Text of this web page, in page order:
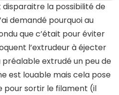
la possibilité de
demandé pourquoi au
que c’était pour éviter
l’extrudeur à éjecter
extrudé un peu de
est louable mais cela pose
pour sortir le filament (il